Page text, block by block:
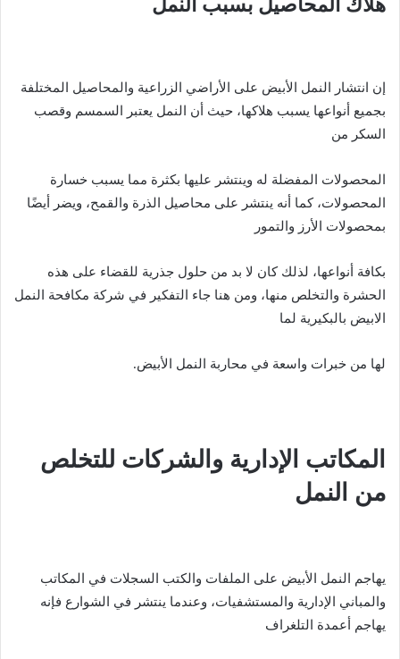
هلاك المحاصيل بسبب النمل
إن انتشار النمل الأبيض على الأراضي الزراعية والمحاصيل المختلفة
بجميع أنواعها يسبب هلاكها، حيث أن النمل يعتبر السمسم وقصب
السكر من
المحصولات المفضلة له وينتشر عليها بكثرة مما يسبب خسارة
المحصولات، كما أنه ينتشر على محاصيل الذرة والقمح، ويضر أيضًا
بمحصولات الأرز والتمور
بكافة أنواعها، لذلك كان لا بد من حلول جذرية للقضاء على هذه
الحشرة والتخلص منها، ومن هنا جاء التفكير في شركة مكافحة النمل
الابيض بالبكيرية لما
لها من خبرات واسعة في محاربة النمل الأبيض.
المكاتب الإدارية والشركات للتخلص
من النمل
يهاجم النمل الأبيض على الملفات والكتب السجلات في المكاتب
والمباني الإدارية والمستشفيات، وعندما ينتشر في الشوارع فإنه
يهاجم أعمدة التلغراف